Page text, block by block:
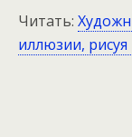
Читать:
иллюзии,